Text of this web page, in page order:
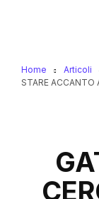
Home Articoli
STARE ACCANTO